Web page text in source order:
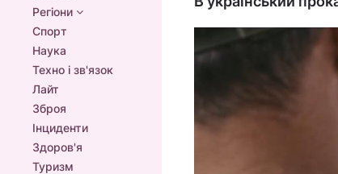
Регіони
Спорт
Наука
Техно і зв'язок
Лайт
Зброя
Інциденти
Здоров'я
Туризм